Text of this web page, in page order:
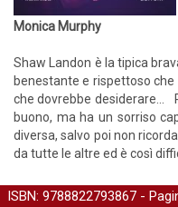
Monica Murphy
Shaw Landon è la tipica
benestante e rispettoso
che dovrebbe desiderare...
buono, ma ha un sorriso
diversa, salvo poi non
da tutte le altre ed è così
ISBN: 9788822793867 -